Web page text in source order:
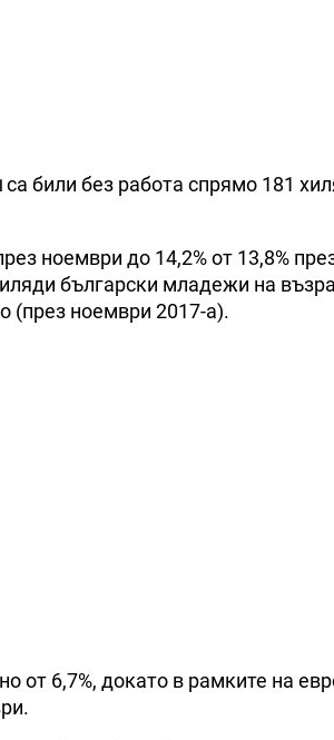
са били без работа спрямо 181
ноември до 14,2% от 13,8%
български младежи на
(през ноември 2017-а).
от 6,7%, докато в рамките на